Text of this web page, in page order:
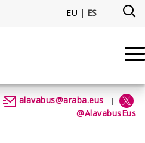
EU | ES
Línea 9
alavabus@araba.eus |
@AlavabusEus